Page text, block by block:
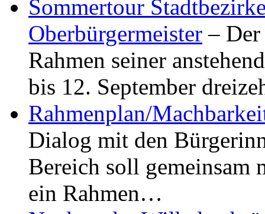
Sommertour
Oberbürgermeister –
Rahmen seiner
bis 12. September
Rahmenplan/
Dialog mit den
Bereich soll gemeinsam
ein Rahmen…